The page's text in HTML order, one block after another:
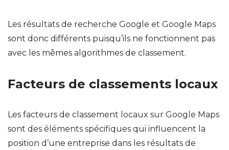
Les résultats de recherche Google et Google Maps
sont donc différents puisqu’ils ne fonctionnent pas
avec les mêmes algorithmes de classement.
Facteurs de classements locaux
Les facteurs de classement locaux sur Google Maps
sont des éléments spécifiques qui influencent la
position d’une entreprise dans les résultats de